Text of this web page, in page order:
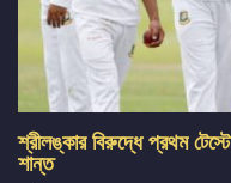
শ্রীলঙ্কার বিরুদ্ধে প্রথম
শান্ত